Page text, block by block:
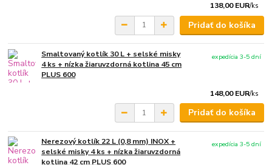
138,00 EUR/ks
Pridať do košíka
Smaltovaný kotlík 30 L + selské misky
4 ks + nízka žiaruvzdorná kotlina 45 cm
PLUS 600
148,00 EUR/ks
expedícia 3-5 dní
Pridať do košíka
Nerezový kotlík 22 L (0,8 mm) INOX +
selské misky 4 ks + nízka žiaruvzdorná
kotlina 42 cm PLUS 600
expedícia 3-5 dní